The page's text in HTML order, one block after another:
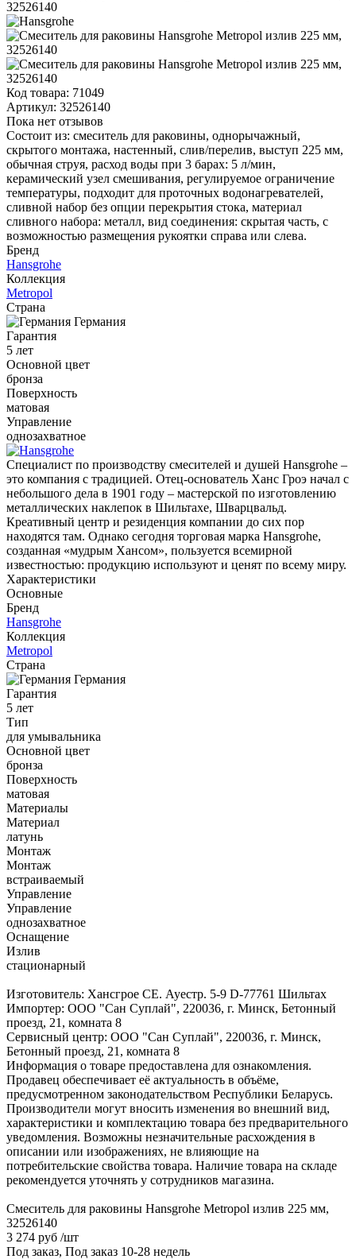
Код товара: 71049
Артикул: 32526140
Пока нет отзывов
Состоит из: смеситель для раковины, однорычажный,
скрытого монтажа, настенный, слив/перелив, выступ 225 мм,
обычная струя, расход воды при 3 барах: 5 л/мин,
керамический узел смешивания, регулируемое ограничение
температуры, подходит для проточных водонагревателей,
сливной набор без опции перекрытия стока, материал
сливного набора: металл, вид соединения: скрытая часть, с
возможностью размещения рукоятки справа или слева.
Бренд
Hansgrohe
Коллекция
Metropol
Страна
Германия
Гарантия
5 лет
Основной цвет
бронза
Поверхность
матовая
Управление
однозахватное
Специалист по производству смесителей и душей Hansgrohe –
это компания с традицией. Отец-основатель Ханс Гроэ начал с
небольшого дела в 1901 году – мастерской по изготовлению
металлических наклепок в Шильтахе, Шварцвальд.
Креативный центр и резиденция компании до сих пор
находятся там. Однако сегодня торговая марка Hansgrohe,
созданная «мудрым Хансом», пользуется всемирной
известностью: продукцию используют и ценят по всему миру.
Характеристики
Основные
Бренд
Hansgrohe
Коллекция
Metropol
Страна
Германия
Гарантия
5 лет
Тип
для умывальника
Основной цвет
бронза
Поверхность
матовая
Материалы
Материал
латунь
Монтаж
Монтаж
встраиваемый
Управление
Управление
однозахватное
Оснащение
Излив
стационарный
Изготовитель: Хансгрое СЕ. Ауестр. 5-9 D-77761 Шильтах
Импортер: ООО "Сан Суплай", 220036, г. Минск, Бетонный
проезд, 21, комната 8
Сервисный центр: ООО "Сан Суплай", 220036, г. Минск,
Бетонный проезд, 21, комната 8
Информация о товаре предоставлена для ознакомления.
Продавец обеспечивает её актуальность в объёме,
предусмотренном законодательством Республики Беларусь.
Производители могут вносить изменения во внешний вид,
характеристики и комплектацию товара без предварительного
уведомления. Возможны незначительные расхождения в
описании или изображениях, не влияющие на
потребительские свойства товара. Наличие товара на складе
рекомендуется уточнять у сотрудников магазина.
Смеситель для раковины Hansgrohe Metropol излив 225 мм,
32526140
3 274 руб /шт
Под заказ, Под заказ 10-28 недель